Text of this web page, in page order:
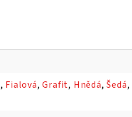
, Fialová,Grafit, Hnědá,Šedá,